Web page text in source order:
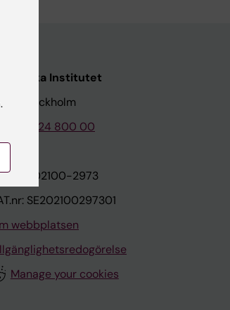
Institutet
77 Stockholm
08-524 800 00
202100-2973
SE202100297301
webbplatsen
Manage your cookies